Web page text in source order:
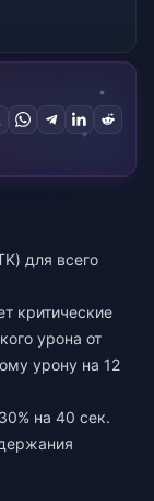
для всего
критические
урона от
урону на 12
на 40 сек.